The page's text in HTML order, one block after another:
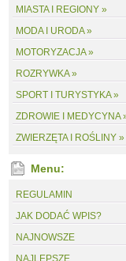
MIASTA I REGIONY »
MODA I URODA »
MOTORYZACJA »
ROZRYWKA »
SPORT I TURYSTYKA »
ZDROWIE I MEDYCYNA
ZWIERZĘTA I ROŚLINY »
Menu:
REGULAMIN
JAK DODAĆ WPIS?
NAJNOWSZE
NAJLEPSZE